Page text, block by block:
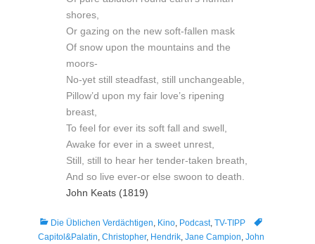
shores,
Or gazing on the new soft-fallen mask
Of snow upon the mountains and the
moors-
No-yet still steadfast, still unchangeable,
Pillow’d upon my fair love’s ripening
breast,
To feel for ever its soft fall and swell,
Awake for ever in a sweet unrest,
Still, still to hear her tender-taken breath,
And so live ever-or else swoon to death.
John Keats (1819)
Kategorien
Die Üblichen Verdächtigen, Kino, Podcast, TV-TIPP
Tags
Capitol&Palatin, Christopher, Hendrik, Jane Campion, John